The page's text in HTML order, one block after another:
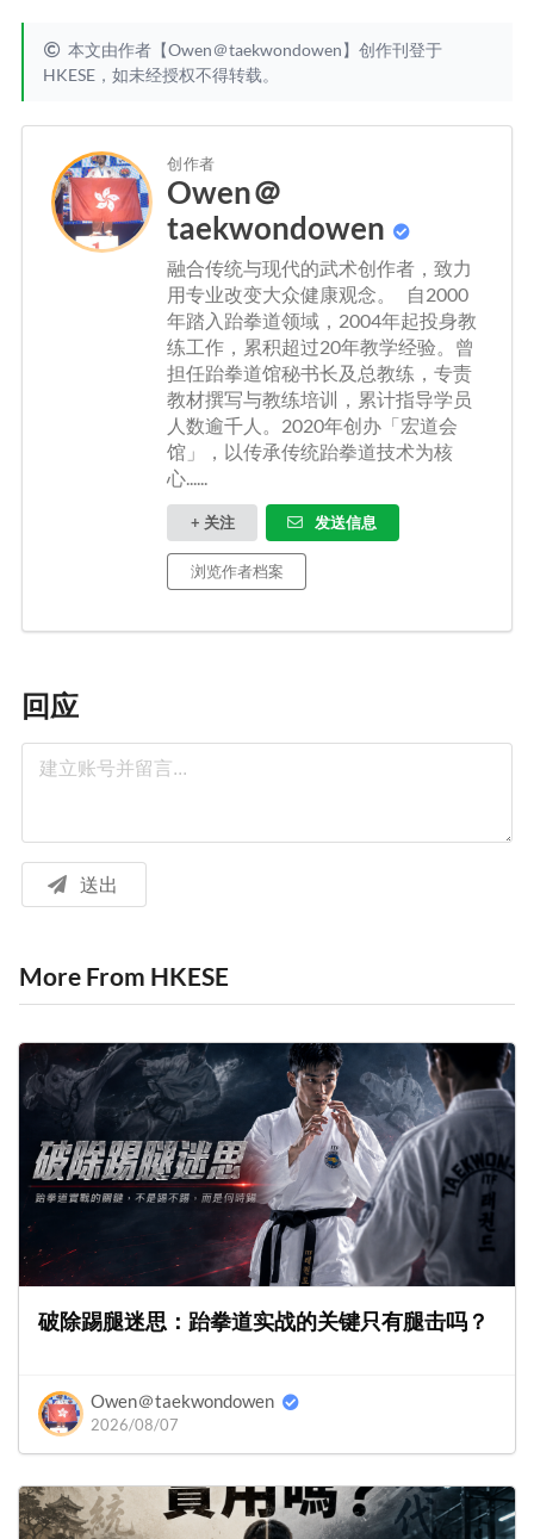
本文由作者【Owen＠taekwondowen】创作刊登于
HKESE，如未经授权不得转载。
创作者
Owen＠
taekwondowen
融合传统与现代的武术创作者，致力
用专业改变大众健康观念。 自2000
年踏入跆拳道领域，2004年起投身教
练工作，累积超过20年教学经验。曾
担任跆拳道馆秘书长及总教练，专责
教材撰写与教练培训，累计指导学员
人数逾千人。2020年创办「宏道会
馆」，以传承传统跆拳道技术为核
心......
+ 关注 发送信息
浏览作者档案
回应
送出
More From HKESE
破除踢腿迷思：跆拳道实战的关键只有腿击吗？
Owen＠taekwondowen
2026/08/07